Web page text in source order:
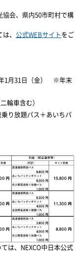
会、県内50市町村で構
、 公式WEBサイトをご
1月31日（金） ※年末
車含む）
り放題パス＋あいちパ
は、NEXCO中日本公式